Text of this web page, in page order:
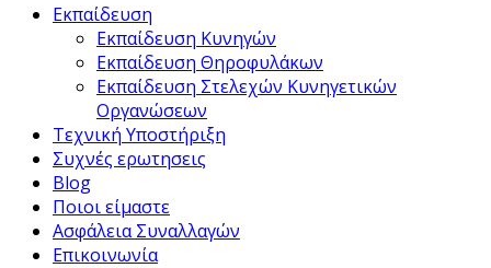
Εκπαίδευση
Εκπαίδευση Κυνηγών
Εκπαίδευση Θηροφυλάκων
Εκπαίδευση Στελεχών Κυνηγετικών
Οργανώσεων
Τεχνική Υποστήριξη
Συχνές ερωτησεις
Blog
Ποιοι είμαστε
Ασφάλεια Συναλλαγών
Επικοινωνία